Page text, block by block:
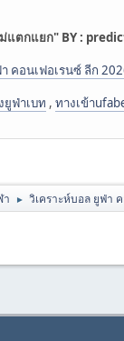
ตกแยก" BY :
คอนเฟอเรนซ์ ลีก
ยูฟ่าเบท , ทางเข้า
า ► วิเคราะห์บอล ยูฟ่า